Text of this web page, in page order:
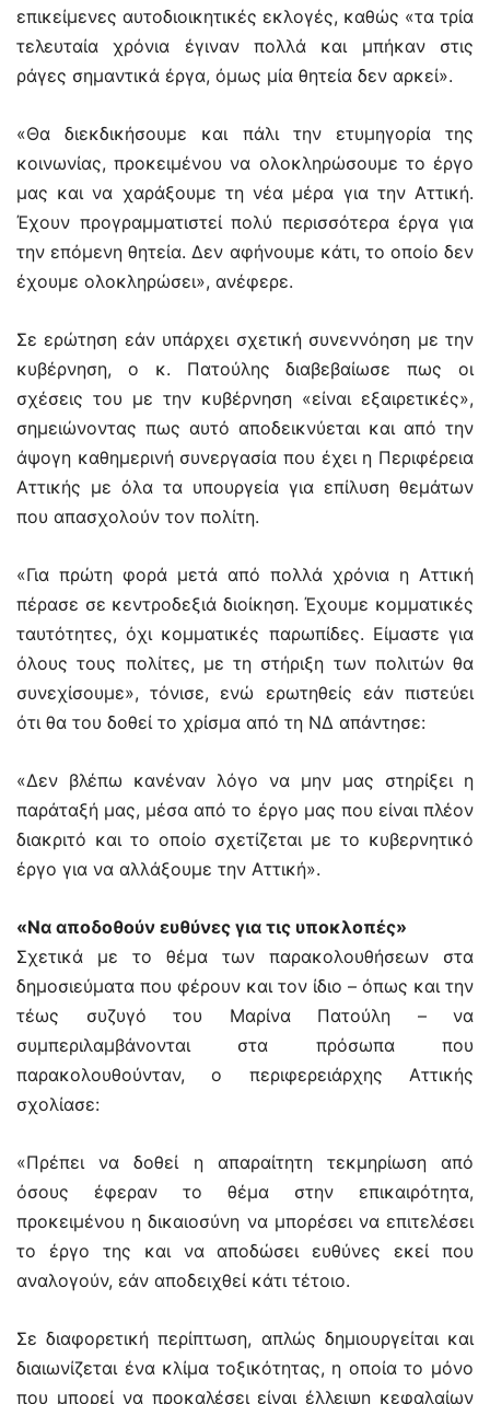
επικείμενες αυτοδιοικητικές εκλογές, καθώς «τα τρία
τελευταία χρόνια έγιναν πολλά και μπήκαν στις
ράγες σημαντικά έργα, όμως μία θητεία δεν αρκεί».
«Θα διεκδικήσουμε και πάλι την ετυμηγορία της
κοινωνίας, προκειμένου να ολοκληρώσουμε το έργο
μας και να χαράξουμε τη νέα μέρα για την Αττική.
Έχουν προγραμματιστεί πολύ περισσότερα έργα για
την επόμενη θητεία. Δεν αφήνουμε κάτι, το οποίο δεν
έχουμε ολοκληρώσει», ανέφερε.
Σε ερώτηση εάν υπάρχει σχετική συνεννόηση με την
κυβέρνηση, ο κ. Πατούλης διαβεβαίωσε πως οι
σχέσεις του με την κυβέρνηση «είναι εξαιρετικές»,
σημειώνοντας πως αυτό αποδεικνύεται και από την
άψογη καθημερινή συνεργασία που έχει η Περιφέρεια
Αττικής με όλα τα υπουργεία για επίλυση θεμάτων
που απασχολούν τον πολίτη.
«Για πρώτη φορά μετά από πολλά χρόνια η Αττική
πέρασε σε κεντροδεξιά διοίκηση. Έχουμε κομματικές
ταυτότητες, όχι κομματικές παρωπίδες. Είμαστε για
όλους τους πολίτες, με τη στήριξη των πολιτών θα
συνεχίσουμε», τόνισε, ενώ ερωτηθείς εάν πιστεύει
ότι θα του δοθεί το χρίσμα από τη ΝΔ απάντησε:
«Δεν βλέπω κανέναν λόγο να μην μας στηρίξει η
παράταξή μας, μέσα από το έργο μας που είναι πλέον
διακριτό και το οποίο σχετίζεται με το κυβερνητικό
έργο για να αλλάξουμε την Αττική».
«Να αποδοθούν ευθύνες για τις υποκλοπές»
Σχετικά με το θέμα των παρακολουθήσεων στα
δημοσιεύματα που φέρουν και τον ίδιο – όπως και την
τέως συζυγό του Μαρίνα Πατούλη – να
συμπεριλαμβάνονται στα πρόσωπα που
παρακολουθούνταν, ο περιφερειάρχης Αττικής
σχολίασε:
«Πρέπει να δοθεί η απαραίτητη τεκμηρίωση από
όσους έφεραν το θέμα στην επικαιρότητα,
προκειμένου η δικαιοσύνη να μπορέσει να επιτελέσει
το έργο της και να αποδώσει ευθύνες εκεί που
αναλογούν, εάν αποδειχθεί κάτι τέτοιο.
Σε διαφορετική περίπτωση, απλώς δημιουργείται και
διαιωνίζεται ένα κλίμα τοξικότητας, η οποία το μόνο
που μπορεί να προκαλέσει είναι έλλειψη κεφαλαίων